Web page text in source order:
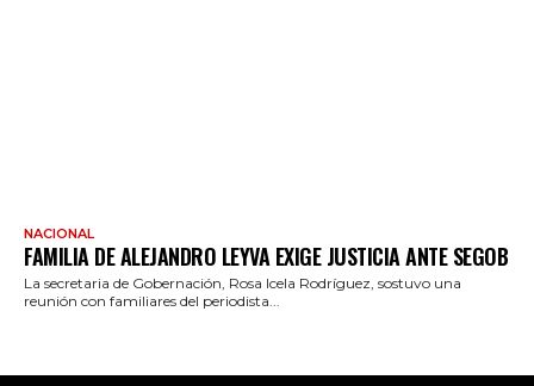
NACIONAL
FAMILIA DE ALEJANDRO LEYVA EXIGE JUSTICIA ANTE SEGOB
La secretaria de Gobernación, Rosa Icela Rodríguez, sostuvo una
reunión con familiares del periodista...